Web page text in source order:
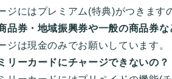
ジにはプレミアム(特典)がつきます
品券・地域振興券や一般の商品券
ジは現金のみでお願いしています。
リーカードにチャージできないの？